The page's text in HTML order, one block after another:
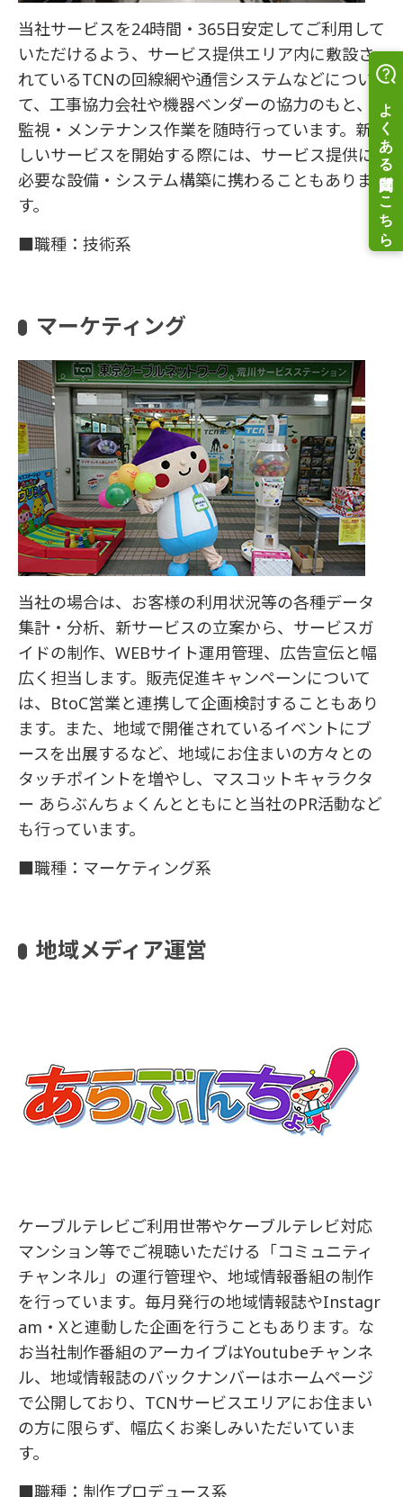
当社サービスを24時間・365日安定してご利用して
いただけるよう、サービス提供エリア内に敷設さ
れているTCNの回線網や通信システムなどについ
て、工事協力会社や機器ベンダーの協力のもと、
監視・メンテナンス作業を随時行っています。新
しいサービスを開始する際には、サービス提供に
必要な設備・システム構築に携わることもありま
す。
■職種：技術系
マーケティング
当社の場合は、お客様の利用状況等の各種データ
集計・分析、新サービスの立案から、サービスガ
イドの制作、WEBサイト運用管理、広告宣伝と幅
広く担当します。販売促進キャンペーンについて
は、BtoC営業と連携して企画検討することもあり
ます。また、地域で開催されているイベントにブ
ースを出展するなど、地域にお住まいの方々との
タッチポイントを増やし、マスコットキャラクタ
ー あらぶんちょくんとともにと当社のPR活動など
も行っています。
■職種：マーケティング系
地域メディア運営
ケーブルテレビご利用世帯やケーブルテレビ対応
マンション等でご視聴いただける「コミュニティ
チャンネル」の運行管理や、地域情報番組の制作
を行っています。毎月発行の地域情報誌やInstagr
am・Xと連動した企画を行うこともあります。な
お当社制作番組のアーカイブはYoutubeチャンネ
ル、地域情報誌のバックナンバーはホームページ
で公開しており、TCNサービスエリアにお住まい
の方に限らず、幅広くお楽しみいただいていま
す。
■職種：制作プロデュース系